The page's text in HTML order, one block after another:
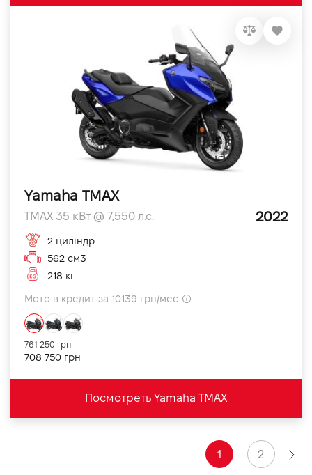
Yamaha TMAX
TMAX 35 кВт @ 7,550 л.с. 2022
2 циліндр
562 см3
218 кг
Мото в кредит за 10139 грн/мес
708 750 грн
761 250 грн
Посмотреть Yamaha TMAX
1 2